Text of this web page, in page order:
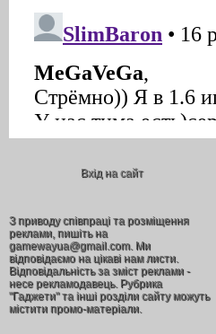
Вхід на сайт
З приводу співпраці та розміщення
реклами, пишіть на
gamewayua@gmail.com. Ми
відповідаємо на цікаві нам листи.
Відповідальність за зміст реклами -
несе рекламодавець. Рубрика
"Гаджети" та інші розділи сайту можуть
містити промо-матеріали.